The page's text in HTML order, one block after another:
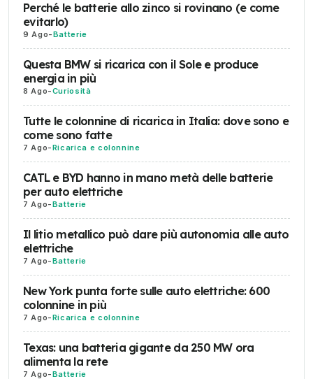
Perché le batterie allo zinco si rovinano (e come
evitarlo)
9 Ago-Batterie
Questa BMW si ricarica con il Sole e produce
energia in più
8 Ago-Curiosità
Tutte le colonnine di ricarica in Italia: dove sono e
come sono fatte
7 Ago-Ricarica e colonnine
CATL e BYD hanno in mano metà delle batterie
per auto elettriche
7 Ago-Batterie
Il litio metallico può dare più autonomia alle auto
elettriche
7 Ago-Batterie
New York punta forte sulle auto elettriche: 600
colonnine in più
7 Ago-Ricarica e colonnine
Texas: una batteria gigante da 250 MW ora
alimenta la rete
7 Ago-Batterie